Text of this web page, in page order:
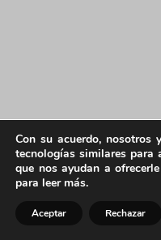
Con su acuerdo, nosotros
tecnologías similares para
que nos ayudan a
para leer más.
Aceptar Rechazar